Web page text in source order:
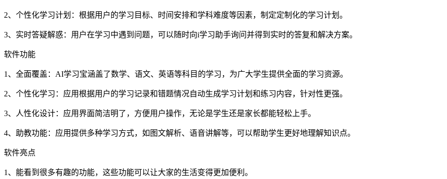
2、个性化学习计划：根据用户的学习目标、时间安排和学科难度等因素，制定定制化的学习计划。
3、实时答疑解惑：用户在学习中遇到问题，可以随时向i学习助手询问并得到实时的答复和解决方案。
软件功能
1、全面覆盖：AI学习宝涵盖了数学、语文、英语等科目的学习，为广大学生提供全面的学习资源。
2、个性化学习：应用根据用户的学习记录和错题情况自动生成学习计划和练习内容，针对性更强。
3、人性化设计：应用界面简洁明了，方便用户操作，无论是学生还是家长都能轻松上手。
4、助教功能：应用提供多种学习方式，如图文解析、语音讲解等，可以帮助学生更好地理解知识点。
软件亮点
1、能看到很多有趣的功能，这些功能可以让大家的生活变得更加便利。